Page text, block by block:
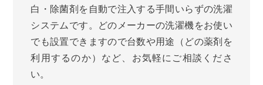
白・除菌剤を自動で注入する手間いらずの洗濯
システムです。どのメーカーの洗濯機をお使い
でも設置できますので台数や用途（どの薬剤を
利用するのか）など、お気軽にご相談くださ
い。